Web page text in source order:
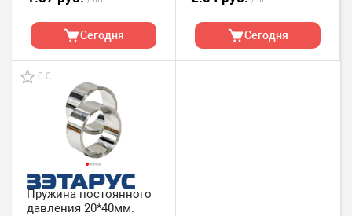
Сегодня Сегодня
0.0
Пружина постоянного
давления 20*40мм.